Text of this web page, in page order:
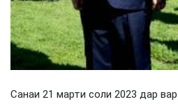
Санаи 21 марти соли 2023 дар